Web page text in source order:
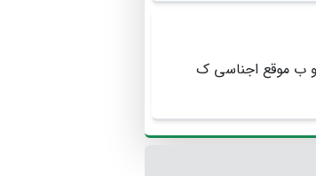
و ب موقع اجناسی ک